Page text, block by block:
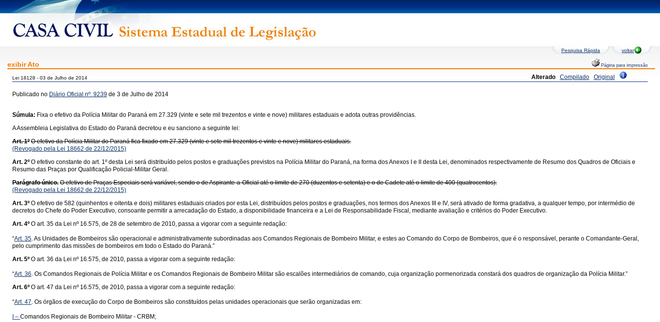
Pesquisa Rápida voltar
exibir Ato Página para impressão
Alterado Compilado Original
Lei 18128 - 03 de Julho de 2014
Publicado no Diário Oficial nº. 9239 de 3 de Julho de 2014
Súmula: Fixa o efetivo da Polícia Militar do Paraná em 27.329 (vinte e sete mil trezentos e vinte e nove) militares estaduais e adota outras providências.
A Assembleia Legislativa do Estado do Paraná decretou e eu sanciono a seguinte lei:
Art. 1º O efetivo da Polícia Militar do Paraná fica fixado em 27.329 (vinte e sete mil trezentos e vinte e nove) militares estaduais.
(Revogado pela Lei 18662 de 22/12/2015)
Art. 2º O efetivo constante do art. 1º desta Lei será distribuído pelos postos e graduações previstos na Polícia Militar do Paraná, na forma dos Anexos I e II desta Lei, denominados respectivamente de Resumo dos Quadros de Oficiais e
Resumo das Praças por Qualificação Policial-Militar Geral.
Parágrafo único. O efetivo de Praças Especiais será variável, sendo o de Aspirante-a-Oficial até o limite de 270 (duzentos e setenta) e o de Cadete até o limite de 400 (quatrocentos).
(Revogado pela Lei 18662 de 22/12/2015)
Art. 3º O efetivo de 582 (quinhentos e oitenta e dois) militares estaduais criados por esta Lei, distribuídos pelos postos e graduações, nos termos dos Anexos III e IV, será ativado de forma gradativa, a qualquer tempo, por intermédio de
decretos do Chefe do Poder Executivo, consoante permitir a arrecadação do Estado, a disponibilidade financeira e a Lei de Responsabilidade Fiscal, mediante avaliação e critérios do Poder Executivo.
Art. 4º O art. 35 da Lei nº 16.575, de 28 de setembro de 2010, passa a vigorar com a seguinte redação:
“Art. 35. As Unidades de Bombeiros são operacional e administrativamente subordinadas aos Comandos Regionais de Bombeiro Militar, e estes ao Comando do Corpo de Bombeiros, que é o responsável, perante o Comandante-Geral,
pelo cumprimento das missões de bombeiros em todo o Estado do Paraná.”
Art. 5º O art. 36 da Lei nº 16.575, de 2010, passa a vigorar com a seguinte redação:
“Art. 36. Os Comandos Regionais de Polícia Militar e os Comandos Regionais de Bombeiro Militar são escalões intermediários de comando, cuja organização pormenorizada constará dos quadros de organização da Polícia Militar.”
Art. 6º O art. 47 da Lei nº 16.575, de 2010, passa a vigorar com a seguinte redação:
“Art. 47. Os órgãos de execução do Corpo de Bombeiros são constituídos pelas unidades operacionais que serão organizadas em:
I – Comandos Regionais de Bombeiro Militar - CRBM;